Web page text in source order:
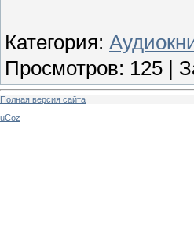
Категория:
Просмотров: 125
Полная версия сайта
uCoz